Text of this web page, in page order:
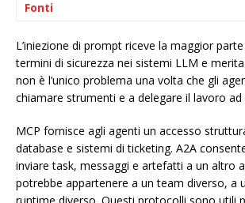
Fonti
L’iniezione di prompt riceve la maggior
termini di sicurezza nei sistemi LLM e
non è l’unico problema una volta che gli
chiamare strumenti e a delegare il lavoro ad
MCP fornisce agli agenti un accesso
database e sistemi di ticketing. A2A
inviare task, messaggi e artefatti a un altro
potrebbe appartenere a un team diverso, a